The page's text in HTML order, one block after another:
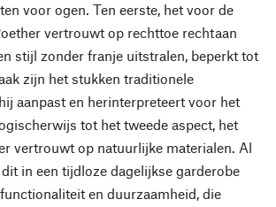
voor ogen. Ten eerste, het voor de
vertrouwt op rechttoe rechtaan
stijl zonder franje uitstralen, beperkt tot
zijn het stukken traditionele
aanpast en herinterpreteert voor het
tot het tweede aspect, het
vertrouwt op natuurlijke materialen. Al
in een tijdloze dagelijkse garderobe
en duurzaamheid, die